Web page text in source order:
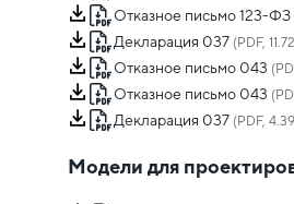
Отказное письмо 123-ФЗ
Декларация 037 (PDF,
Отказное письмо 043
Отказное письмо 043
Декларация 037 (PDF,
Модели для